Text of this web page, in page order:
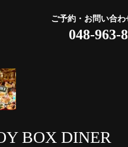
ご予約・お問い合わ
048-963-
BOX DINER